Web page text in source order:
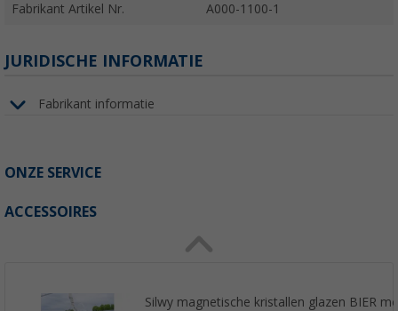
Fabrikant Artikel Nr. A000-1100-1
JURIDISCHE INFORMATIE
Fabrikant informatie
ONZE SERVICE
ACCESSOIRES
Silwy magnetische kristallen glazen BIER